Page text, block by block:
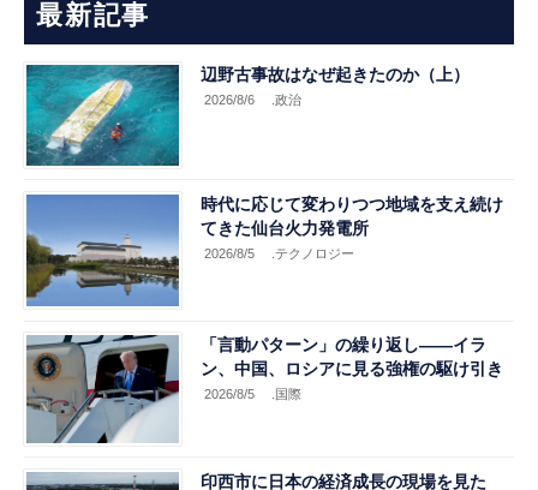
最新記事
辺野古事故はなぜ起きたのか（上）
2026/8/6 .政治
時代に応じて変わりつつ地域を支え続け
てきた仙台火力発電所
2026/8/5 .テクノロジー
「言動パターン」の繰り返し――イラ
ン、中国、ロシアに見る強権の駆け引き
2026/8/5 .国際
印西市に日本の経済成長の現場を見た